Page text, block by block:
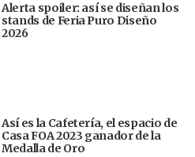
Alerta spoiler: así se diseñan los
stands de Feria Puro Diseño
2026
Así es la Cafetería, el espacio de
Casa FOA 2023 ganador de la
Medalla de Oro